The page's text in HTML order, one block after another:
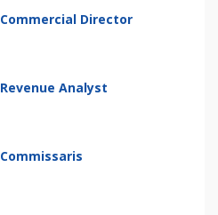
Commercial Director
Revenue Analyst
Commissaris